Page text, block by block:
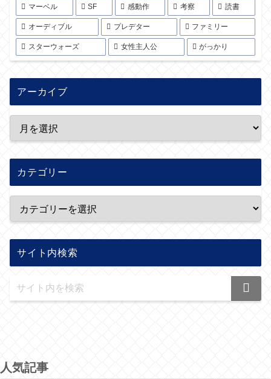
マーベル SF 感動作 考察 読書
オーディブル プレデター ファミリー
スターウォーズ 女性主人公 がっかり
アーカイブ
カテゴリー
サイト内検索
人気記事